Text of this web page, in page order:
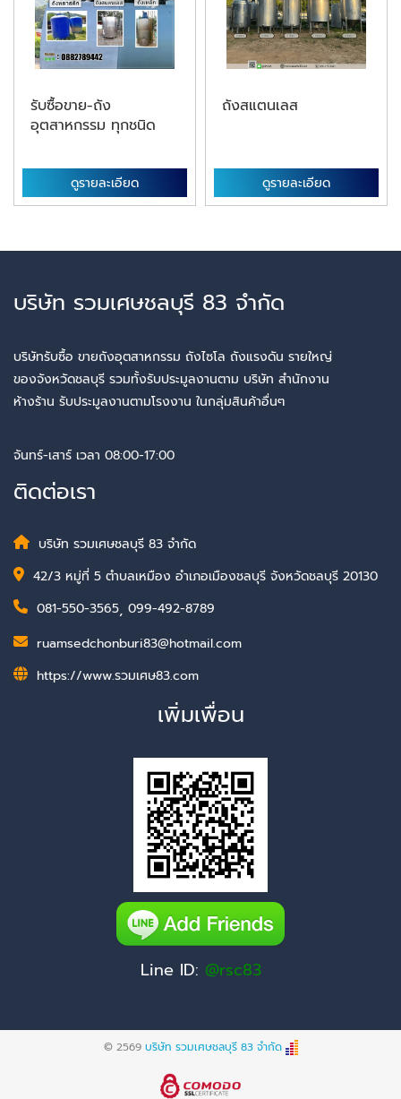
รับซื้อขาย-ถัง
อุตสาหกรรม ทุกชนิด
ดูรายละเอียด
ถังสแตนเลส
ดูรายละเอียด
บริษัท รวมเศษชลบุรี 83 จำกัด
บริษัทรับซื้อ ขายถังอุตสาหกรรม ถังไซโล ถังแรงดัน รายใหญ่
ของจังหวัดชลบุรี รวมทั้งรับประมูลงานตาม บริษัท สำนักงาน
ห้างร้าน รับประมูลงานตามโรงงาน ในกลุ่มสินค้าอื่นๆ
จันทร์-เสาร์ เวลา 08:00-17:00
ติดต่อเรา
บริษัท รวมเศษชลบุรี 83 จำกัด
42/3 หมู่ที่ 5 ตำบลเหมือง อำเภอเมืองชลบุรี จังหวัดชลบุรี 20130
081-550-3565, 099-492-8789
ruamsedchonburi83@hotmail.com
https://www.รวมเศษ83.com
เพิ่มเพื่อน
Line ID: @rsc83
© 2569 บริษัท รวมเศษชลบุรี 83 จำกัด